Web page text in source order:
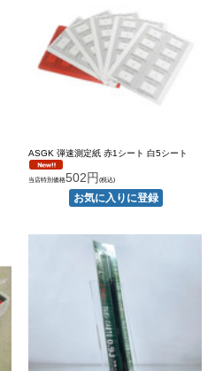
ASGK 弾速測定紙 赤1シート 白5シート
当店特別価格502円(税込)